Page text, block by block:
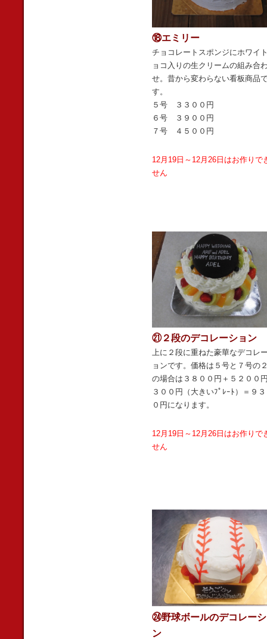
⑱エミリー
チョコレートスポンジにホワイ
ョコ入りの生クリームの組み合
せ。昔から変わらない看板商品
す。
５号 ３３００円
６号 ３９００円
７号 ４５００円
12月19日～12月26日はお作りで
せん
㉑２段のデコレーション
上に２段に重ねた豪華なデコレ
ョンです。価格は５号と７号の
の場合は３８００円＋５２００
３００円（大きいﾌﾟﾚｰﾄ）＝９
０円になります。
12月19日～12月26日はお作りで
せん
㉔野球ボールのデコレー
ン